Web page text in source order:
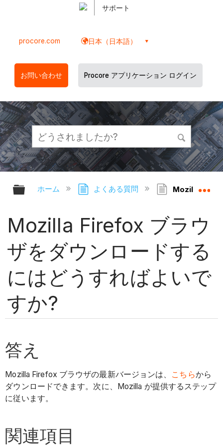
サポート
procore.com 日本（日本語）
お問い合わせ Procore アプリケーション ログイン
グローバル階層を展開/折りたたむ
ホーム よくある質問 Mozilla
Mozilla Firefox ブラウ
ザをダウンロードする
にはどうすればよいで
すか?
答え
Mozilla Firefox ブラウザの最新バージョンは、 こちらから
ダウンロードできます。次に、Mozilla が提供するステップ
に従います。
関連項目